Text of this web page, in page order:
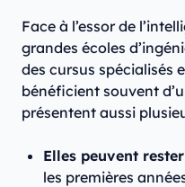
Face à l’essor de
grandes écoles
des cursus spécialisés
bénéficient souvent
présentent aussi
Elles peuvent
les premières